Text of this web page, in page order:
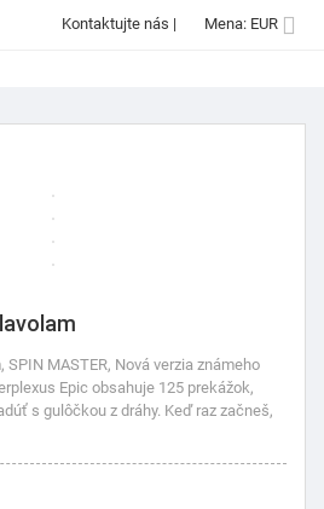
Kontaktujte nás | Mena: EUR 
SPIN MASTER, Nová verzia známeho
Epic obsahuje 125 prekážok,
s gulôčkou z dráhy. Keď raz začneš,